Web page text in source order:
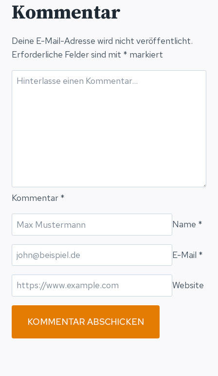
verschnaufen
Kommentar
Deine E-Mail-Adresse wird nicht veröffentlicht.
Erforderliche Felder sind mit * markiert
Kommentar *
Name *
E-Mail *
Website